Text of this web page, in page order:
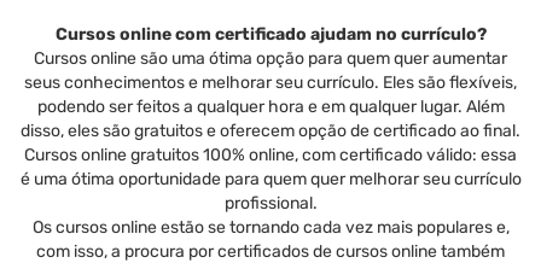
Cursos online com certificado ajudam no currículo?
Cursos online são uma ótima opção para quem quer aumentar
seus conhecimentos e melhorar seu currículo. Eles são flexíveis,
podendo ser feitos a qualquer hora e em qualquer lugar. Além
disso, eles são gratuitos e oferecem opção de certificado ao final.
Cursos online gratuitos 100% online, com certificado válido: essa
é uma ótima oportunidade para quem quer melhorar seu currículo
profissional.
Os cursos online estão se tornando cada vez mais populares e,
com isso, a procura por certificados de cursos online também